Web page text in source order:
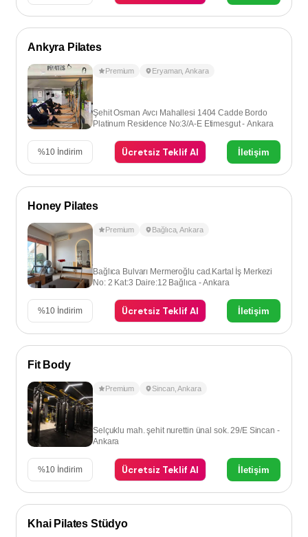
Ankyra Pilates
Premium Eryaman,Ankara
Şehit Osman Avcı Mahallesi 1404 Cadde Bordo
Platinum Residence No:3/A-E Etimesgut - Ankara
%10 İndirim Ücretsiz Teklif Al İletişim
Honey Pilates
Premium Bağlıca,Ankara
Bağlıca Bulvarı Mermeroğlu cad.Kartal İş Merkezi
No: 2 Kat:3 Daire:12 Bağlıca - Ankara
%10 İndirim Ücretsiz Teklif Al İletişim
Fit Body
Premium Sincan,Ankara
Selçuklu mah. şehit nurettin ünal sok. 29/E Sincan -
Ankara
%10 İndirim Ücretsiz Teklif Al İletişim
Khai Pilates Stüdyo